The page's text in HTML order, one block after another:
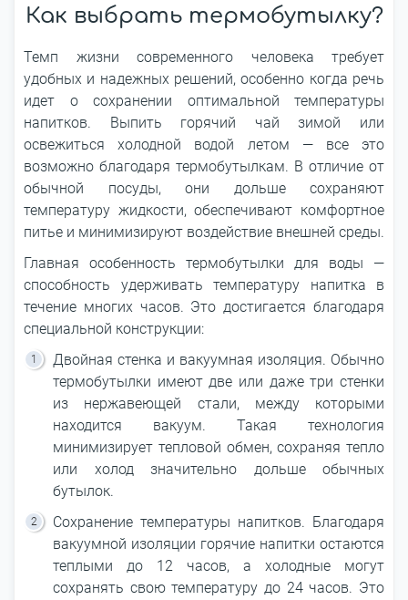
Как выбрать термобутылку?
Темп жизни современного человека требует
удобных и надежных решений, особенно когда речь
идет о сохранении оптимальной температуры
напитков. Выпить горячий чай зимой или
освежиться холодной водой летом ― все это
возможно благодаря термобутылкам. В отличие от
обычной посуды, они дольше сохраняют
температуру жидкости, обеспечивают комфортное
питье и минимизируют воздействие внешней среды.
Главная особенность термобутылки для воды ―
способность удерживать температуру напитка в
течение многих часов. Это достигается благодаря
специальной конструкции:
Двойная стенка и вакуумная изоляция. Обычно
термобутылки имеют две или даже три стенки
из нержавеющей стали, между которыми
находится вакуум. Такая технология
минимизирует тепловой обмен, сохраняя тепло
или холод значительно дольше обычных
бутылок.
Сохранение температуры напитков. Благодаря
вакуумной изоляции горячие напитки остаются
теплыми до 12 часов, а холодные могут
сохранять свою температуру до 24 часов. Это